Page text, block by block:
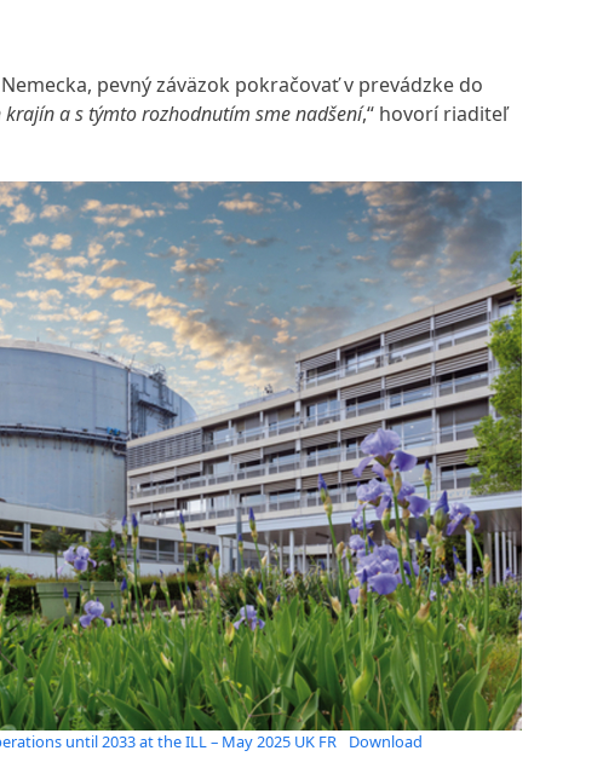
pevný záväzok pokračovať v prevádzke do
a s týmto rozhodnutím sme nadšení,“ hovorí riaditeľ
until 2033 at the ILL – May 2025 UK FR Download